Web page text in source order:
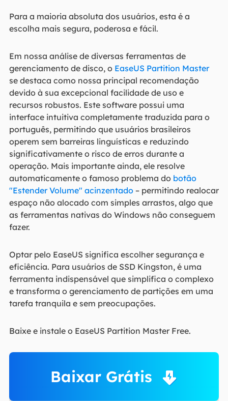
Para a maioria absoluta dos usuários, esta é a
escolha mais segura, poderosa e fácil.
Em nossa análise de diversas ferramentas de
gerenciamento de disco, o EaseUS Partition Master
se destaca como nossa principal recomendação
devido à sua excepcional facilidade de uso e
recursos robustos. Este software possui uma
interface intuitiva completamente traduzida para o
português, permitindo que usuários brasileiros
operem sem barreiras linguísticas e reduzindo
significativamente o risco de erros durante a
operação. Mais importante ainda, ele resolve
automaticamente o famoso problema do botão
"Estender Volume" acinzentado– permitindo realocar
espaço não alocado com simples arrastos, algo que
as ferramentas nativas do Windows não conseguem
fazer.
Optar pelo EaseUS significa escolher segurança e
eficiência. Para usuários de SSD Kingston, é uma
ferramenta indispensável que simplifica o complexo
e transforma o gerenciamento de partições em uma
tarefa tranquila e sem preocupações.
Baixe e instale o EaseUS Partition Master Free.
Baixar Grátis